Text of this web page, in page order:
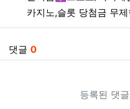
카지노,슬롯 당첨금 무
댓글 0
등록된 댓